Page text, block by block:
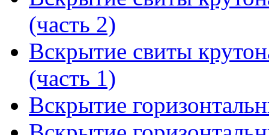
(часть 2)
Вскрытие свиты
(часть 1)
Вскрытие